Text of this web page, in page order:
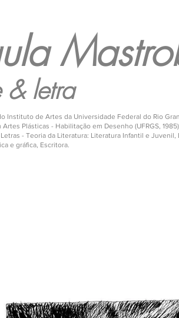
& letra
Instituto de Artes da Universidade Federal do Rio
Artes Plásticas - Habilitação em Desenho (UFRGS, 1985)
- Teoria da Literatura: Literatura Infantil e Juvenil,
e gráfica, Escritora.